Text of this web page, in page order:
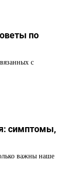
по
с
симптомы,
важны наше